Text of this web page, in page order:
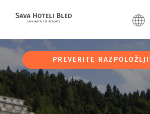
PREVERITE